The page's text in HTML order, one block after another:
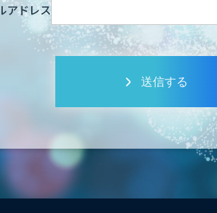
アドレス
送信する